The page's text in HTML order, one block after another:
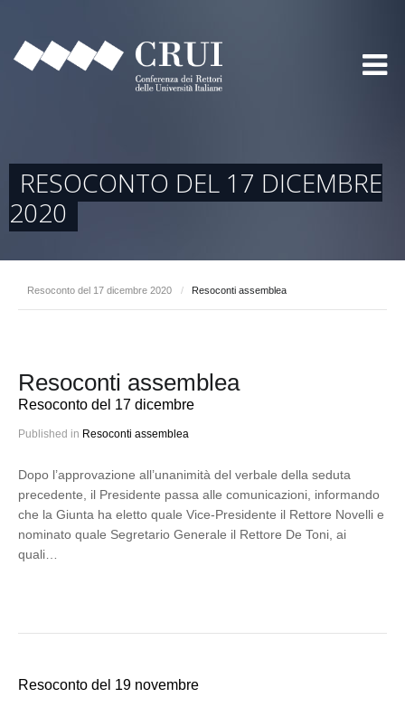
RESOCONTO DEL 17 DICEMBRE
2020
Resoconto del 17 dicembre 2020 / Resoconti assemblea
Resoconti assemblea
Resoconto del 17 dicembre
Published in Resoconti assemblea
Dopo l’approvazione all’unanimità del verbale della seduta
precedente, il Presidente passa alle comunicazioni, informando
che la Giunta ha eletto quale Vice-Presidente il Rettore Novelli e
nominato quale Segretario Generale il Rettore De Toni, ai
quali…
Resoconto del 19 novembre